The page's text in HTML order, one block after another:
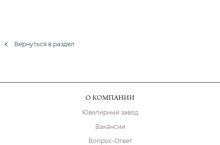
Вернуться в раздел
О КОМПАНИИ
Ювелирный завод
Вакансии
Вопрос-Ответ